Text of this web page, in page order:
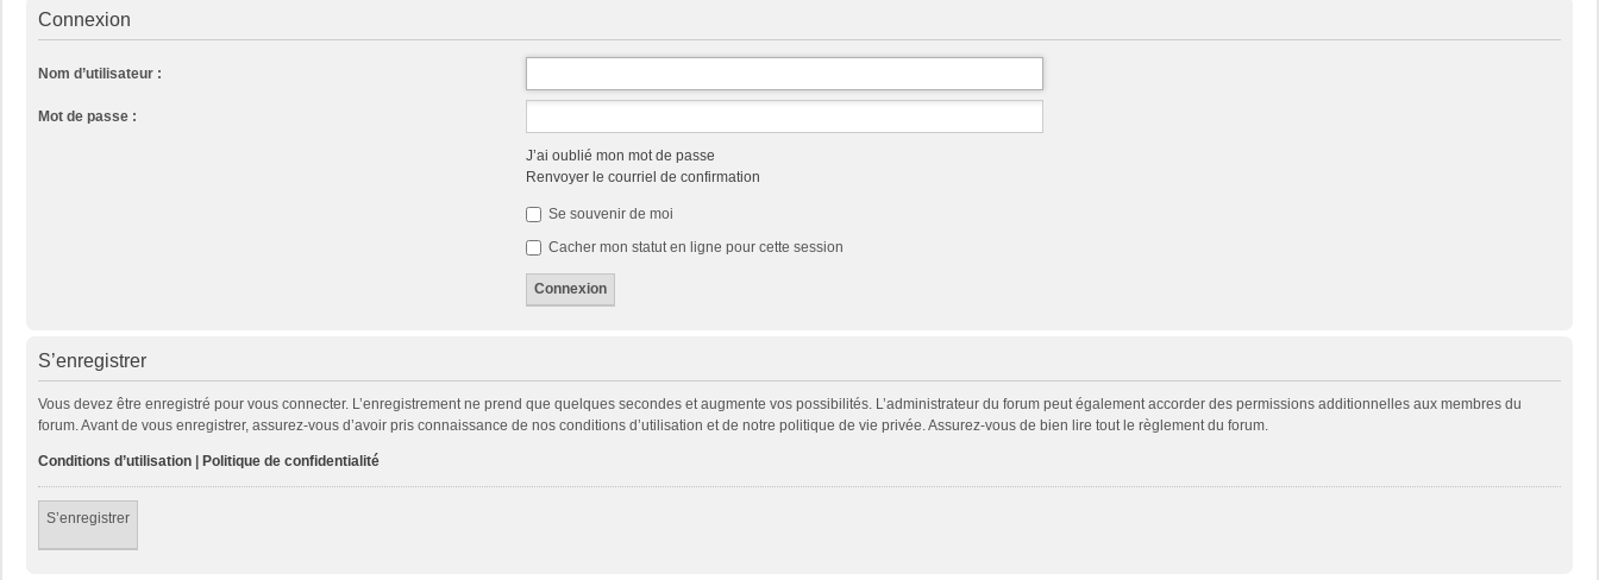
Connexion
Nom d’utilisateur :
Mot de passe :
J’ai oublié mon mot de passe
Renvoyer le courriel de confirmation
Se souvenir de moi
Cacher mon statut en ligne pour cette session
S’enregistrer
Vous devez être enregistré pour vous connecter. L’enregistrement ne prend que quelques secondes et augmente vos possibilités. L’administrateur du forum peut également accorder des permissions additionnelles aux membres du
forum. Avant de vous enregistrer, assurez-vous d’avoir pris connaissance de nos conditions d’utilisation et de notre politique de vie privée. Assurez-vous de bien lire tout le règlement du forum.
Conditions d’utilisation | Politique de confidentialité
S’enregistrer